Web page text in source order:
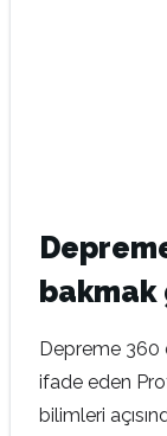
Depreme 360
ifade eden
bilimleri